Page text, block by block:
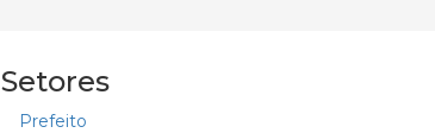
Setores
Prefeito